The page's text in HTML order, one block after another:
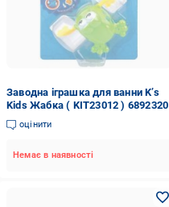
Заводна іграшка для ванни K’s
Kids Жабка ( KIT23012 ) 6892320
оцінити
Немає в наявності